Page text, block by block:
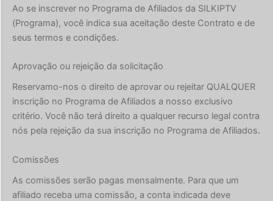
Ao se inscrever no Programa de Afiliados da SILKIPTV
(Programa), você indica sua aceitação deste Contrato e de
seus termos e condições.
Aprovação ou rejeição da solicitação
Reservamo-nos o direito de aprovar ou rejeitar QUALQUER
inscrição no Programa de Afiliados a nosso exclusivo
critério. Você não terá direito a qualquer recurso legal contra
nós pela rejeição da sua inscrição no Programa de Afiliados.
Comissões
As comissões serão pagas mensalmente. Para que um
afiliado receba uma comissão, a conta indicada deve